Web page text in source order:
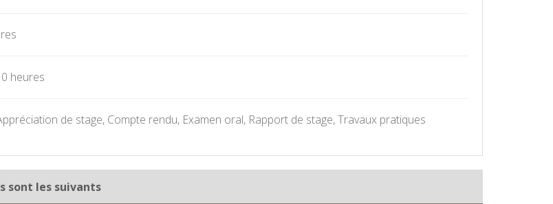
heures
de stage, Compte rendu, Examen oral, Rapport de stage, Travaux pratiques
sont les suivants